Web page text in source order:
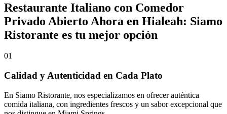
Restaurante Italiano con Comedor
Privado Abierto Ahora en Hialeah: Siamo
Ristorante es tu mejor opción
01
Calidad y Autenticidad en Cada Plato
En Siamo Ristorante, nos especializamos en ofrecer auténtica
comida italiana, con ingredientes frescos y un sabor excepcional que